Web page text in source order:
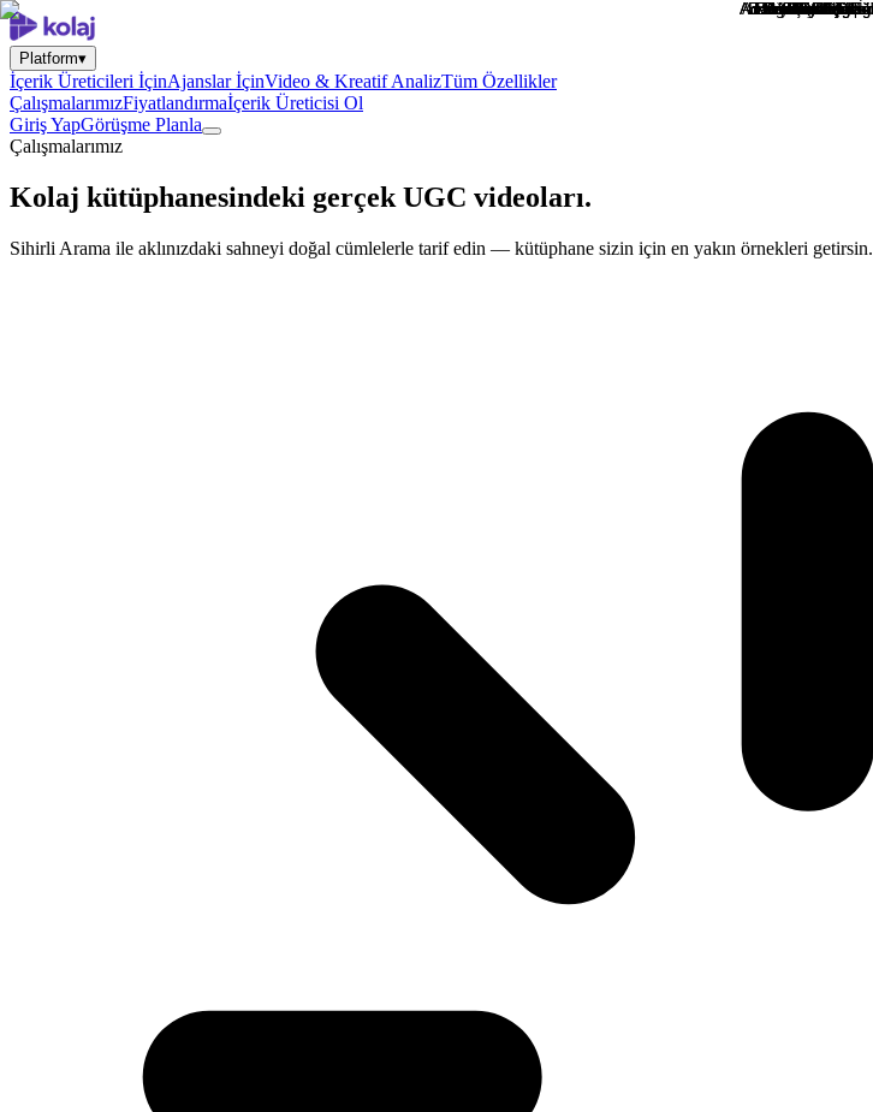
Platform▾
İçerik Üreticileri İçinAjanslar İçinVideo & Kreatif AnalizTüm Özellikler
ÇalışmalarımızFiyatlandırmaİçerik Üreticisi Ol
Giriş YapGörüşme Planla
Çalışmalarımız
Kolaj kütüphanesindeki gerçek UGC videoları.
Sihirli Arama ile aklınızdaki sahneyi doğal cümlelerle tarif edin — kütüphane sizin için en yakın örnekleri getirsin.